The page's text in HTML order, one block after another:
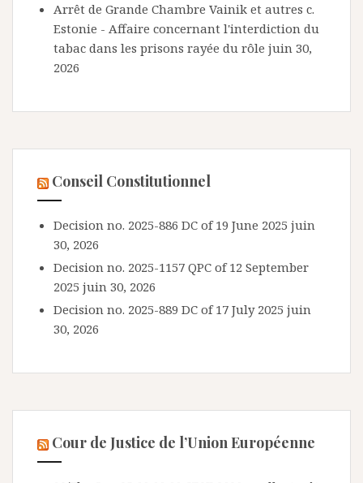
Arrêt de Grande Chambre Vainik et autres c.
Estonie - Affaire concernant l'interdiction du
tabac dans les prisons rayée du rôle juin 30,
2026
Conseil Constitutionnel
Decision no. 2025-886 DC of 19 June 2025 juin
30, 2026
Decision no. 2025-1157 QPC of 12 September
2025 juin 30, 2026
Decision no. 2025-889 DC of 17 July 2025 juin
30, 2026
Cour de Justice de l’Union Européenne